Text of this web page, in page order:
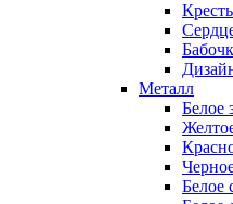
Металл
Белое
Белое